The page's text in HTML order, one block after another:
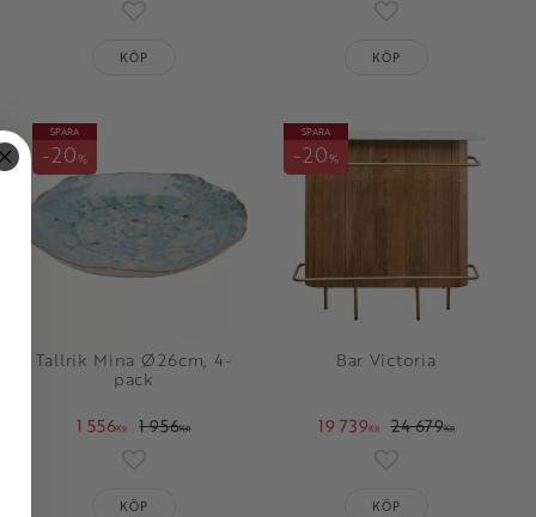
KÖP
Lägg till i
KÖP
Tallrik Mina Ø26cm, 4-
pack
1 556KR 1 956KR
SPARA
20%
KÖP
Bar Victoria
19 739KR 24 679KR
SPARA
20%
Lägg till i
KÖP